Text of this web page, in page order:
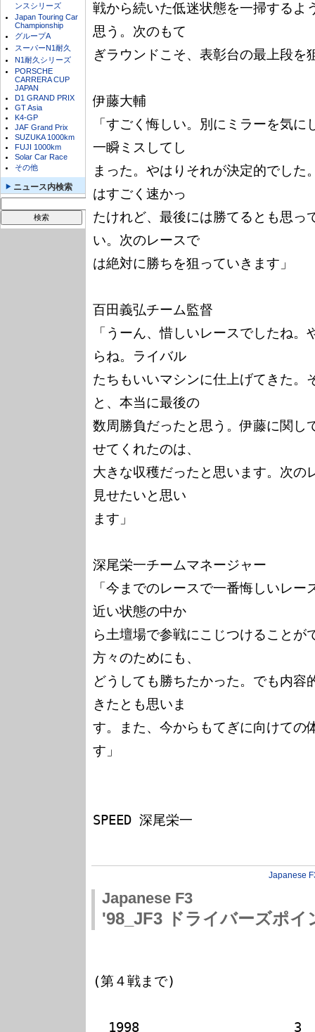
ンスシリーズ
Japan Touring Car
Championship
グループA
スーパーN1耐久
N1耐久シリーズ
PORSCHE
CARRERA CUP
JAPAN
D1 GRAND PRIX
GT Asia
K4-GP
JAF Grand Prix
SUZUKA 1000km
FUJI 1000km
Solar Car Race
その他
ニュース内検索
戦から続いた低迷状態を一掃するよ
思う。次のもて
ぎラウンドこそ、表彰台の最上段を
伊藤大輔
「すごく悔しい。別にミラーを気
一瞬ミスしてし
まった。やはりそれが決定的でした
はすごく速かっ
たけれど、最後には勝てるとも思っ
い。次のレースで
は絶対に勝ちを狙っていきます」
百田義弘チーム監督
「うーん、惜しいレースでしたね
らね。ライバル
たちもいいマシンに仕上げてきた。
と、本当に最後の
数周勝負だったと思う。伊藤に関し
せてくれたのは、
大きな収穫だったと思います。次の
見せたいと思い
ます」
深尾栄一チームマネージャー
「今までのレースで一番悔しいレ
近い状態の中か
ら土壇場で参戦にこじつけることが
方々のためにも、
どうしても勝ちたかった。でも内容
きたとも思いま
す。また、今からもてぎに向けての
す」
SPEED 深尾栄一
Japanese
Japanese F3
'98_JF3 ドライバーズポイ
(第４戦まで)